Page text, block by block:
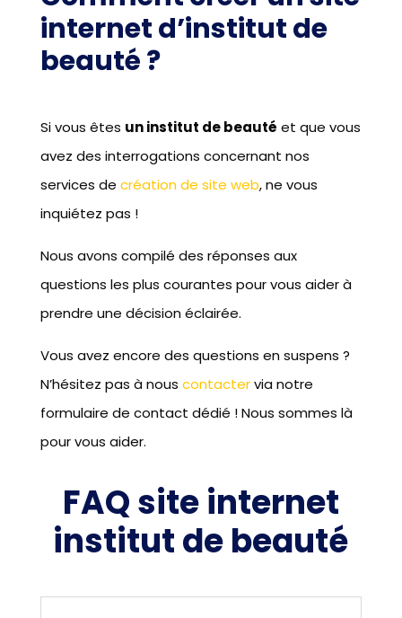
internet d’institut de
beauté ?
Si vous êtes un institut de beauté et que vous
avez des interrogations concernant nos
services de création de site web, ne vous
inquiétez pas !
Nous avons compilé des réponses aux
questions les plus courantes pour vous aider à
prendre une décision éclairée.
Vous avez encore des questions en suspens ?
N’hésitez pas à nous contactervia notre
formulaire de contact dédié ! Nous sommes là
pour vous aider.
FAQ site internet
institut de beauté